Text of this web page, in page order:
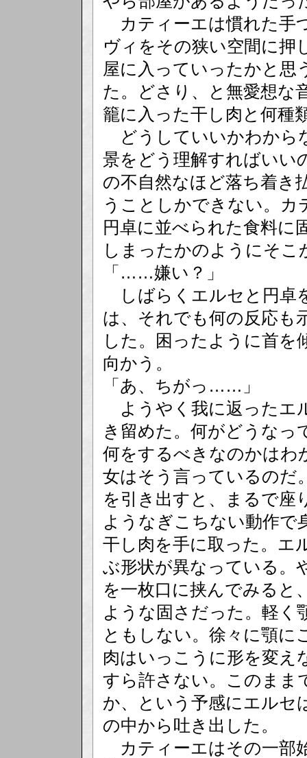
カティーエは慣れた手
ヴィをその狭い空間に押
屋に入っていったかと思
た。どさり、と無愛想な
籠に入った干し肉と何種
どうしていいかわから
景をどう理解すればいい
の不自然なほど落ち着き
うことしかできない。カ
円卓に並べられた食料に
しまったかのようにそ
「……嫌い？」
しばらくエルセと円卓
は、それでも何の反応も
した。困ったように首を
向かう。
「あ、ちがっ……」
ようやく我に返ったエ
き留めた。何がどうなっ
何をするべきなのかはわ
女はそう言っているのだ
を引き出すと、まるで座
ようなぎこちない動作で
干し肉を手に取った。エ
ぶ形状が異なっている。
を一枚口に挟んでみると
ような固さだった。軽く
ともしない。徐々に顎に
肉はいっこうに形を変え
すら許さない。このまま
か、という予感にエルセ
の中から吐き出した。
カティーエはその一部